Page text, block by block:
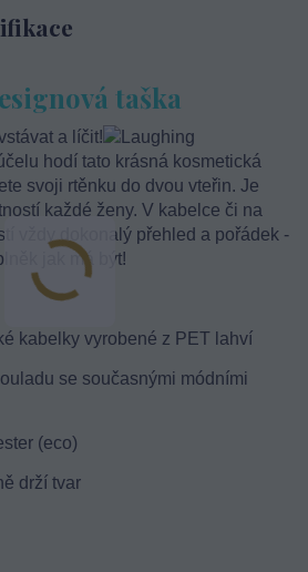
taška
a líčit!
hodí tato krásná kosmetická
svoji rtěnku do dvou vteřin. Je
každé ženy. V kabelce či na
vždy dokonalý přehled a pořádek -
jak má být!
kabelky vyrobené z PET lahví
se současnými módními
(eco)
drží tvar